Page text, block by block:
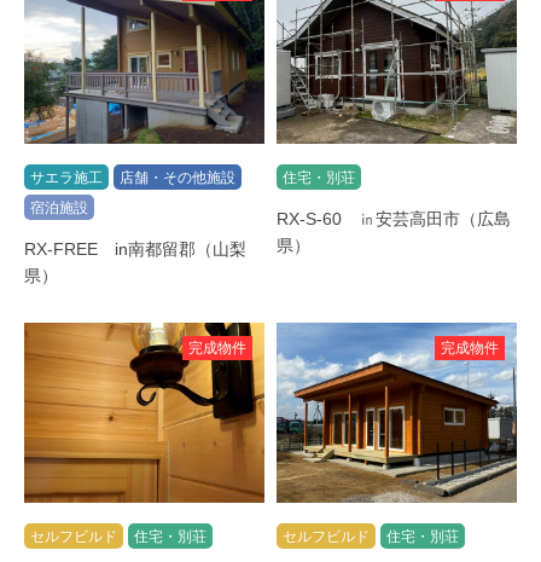
サエラ施工
店舗・その他施設
宿泊施設
RX-FREE in南都留郡（山梨
県）
住宅・別荘
RX-S-60 ㏌安芸高田市（広島
県）
完成物件
セルフビルド 住宅・別荘
完成物件
セルフビルド 住宅・別荘